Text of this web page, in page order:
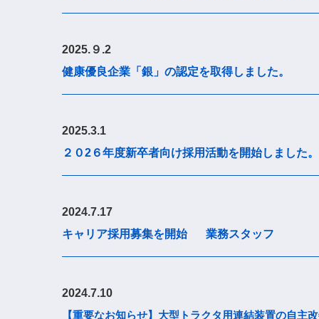
2025.９.2
健康優良企業「銀」の認定を取得しました。
2025.3.1
２０2６年度新卒者向け採用活動を開始しました。
2024.7.17
キャリア採用募集を開始
業務スタッフ
2024.7.10
【重要なお知らせ】大型トラクタ用連結装置の自主